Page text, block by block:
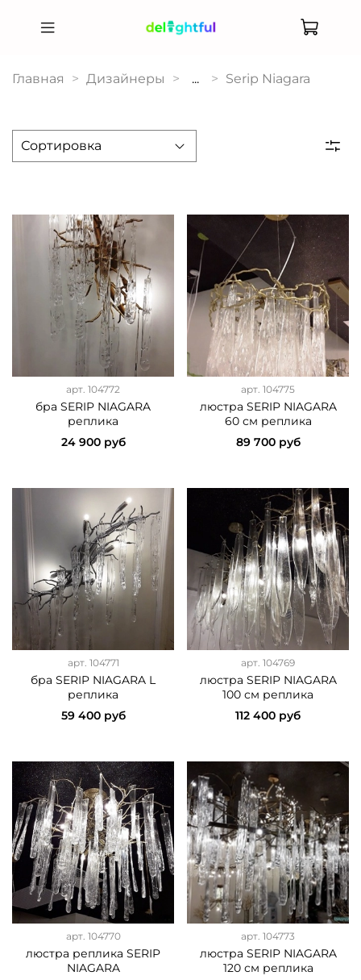
Главная Дизайнеры ... Serip Niagara
арт. 104772
бра SERIP NIAGARA
реплика
24 900 руб
арт. 104775
люстра SERIP NIAGARA
60 см реплика
89 700 руб
арт. 104771
бра SERIP NIAGARA L
реплика
59 400 руб
арт. 104769
люстра SERIP NIAGARA
100 см реплика
112 400 руб
арт. 104770
люстра реплика SERIP
NIAGARA
арт. 104773
люстра SERIP NIAGARA
120 см реплика